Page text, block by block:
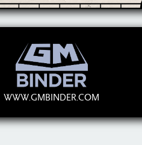
WWW.GMBINDER.COM